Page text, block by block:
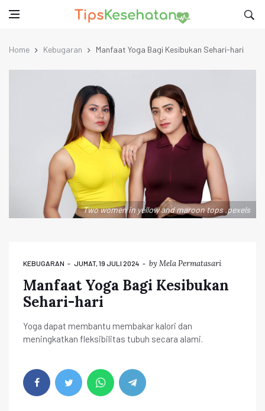
Home Kebugaran Manfaat Yoga Bagi Kesibukan Sehari-hari
Two women in yellow and maroon tops .pexels
KEBUGARAN JUMAT, 19 JULI 2024 by Mela Permatasari
Manfaat Yoga Bagi Kesibukan
Sehari-hari
Yoga dapat membantu membakar kalori dan
meningkatkan fleksibilitas tubuh secara alami.